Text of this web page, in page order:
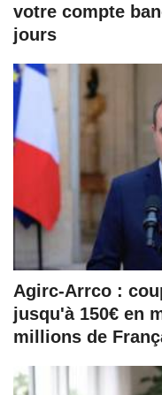
votre compte
jours
Agirc-Arrco :
jusqu'à 150€ en
millions de